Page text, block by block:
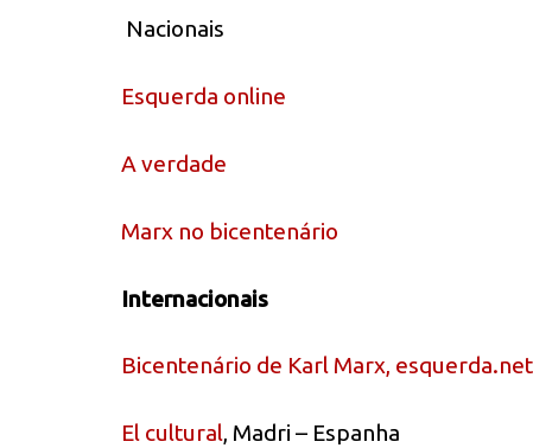
Nacionais
Esquerda online
A verdade
Marx no bicentenário
Internacionais
Bicentenário de Karl Marx, esquerda.net
El cultural, Madri – Espanha